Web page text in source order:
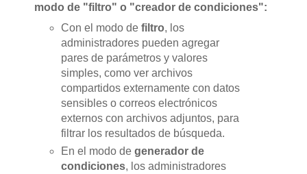
modo de "filtro" o "creador de condiciones":
Con el modo defiltro, los
administradores pueden agregar
pares de parámetros y valores
simples, como ver archivos
compartidos externamente con datos
sensibles o correos electrónicos
externos con archivos adjuntos, para
filtrar los resultados de búsqueda.
En el modo degenerador de
condiciones, los administradores